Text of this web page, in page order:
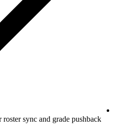
sync and grade pushback